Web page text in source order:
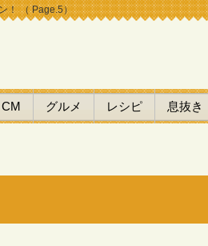
！ （ Page.5）
CM グルメ レシピ 息抜き